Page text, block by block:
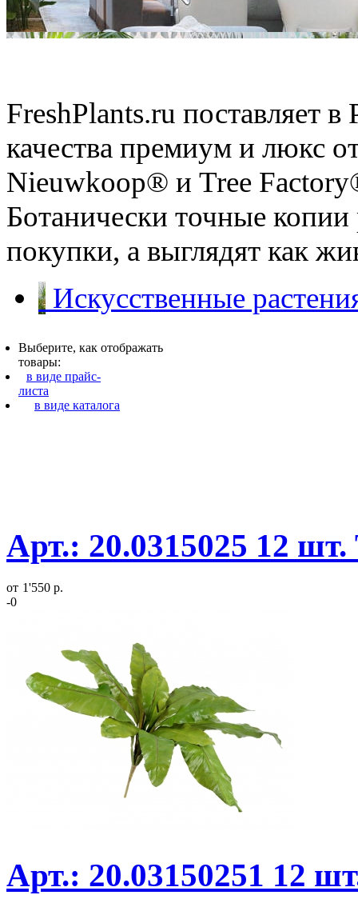
FreshPlants.ru поставляет
качества премиум и люкс
Nieuwkoop® и Tree
Ботанически точные
покупки, а выглядят как
Искусственные
Выберите, как отображать
товары:
в виде прайс-
листа
в виде каталога
Арт.: 20.0315025 12
от 1'550 р.
-0
Арт.: 20.03150251 12